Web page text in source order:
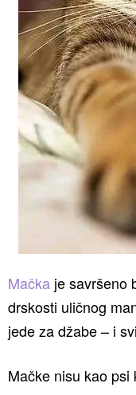
Mačka je savršeno
drskosti uličnog
jede za džabe – i
Mačke nisu kao